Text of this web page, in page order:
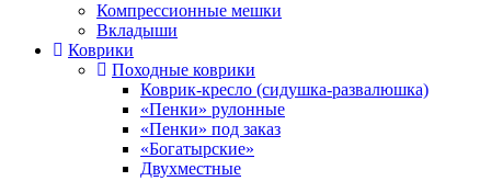
Компрессионные мешки
Вкладыши
Коврики
Походные коврики
Коврик-кресло (сидушка-развалюшка)
«Пенки» рулонные
«Пенки» под заказ
«Богатырские»
Двухместные